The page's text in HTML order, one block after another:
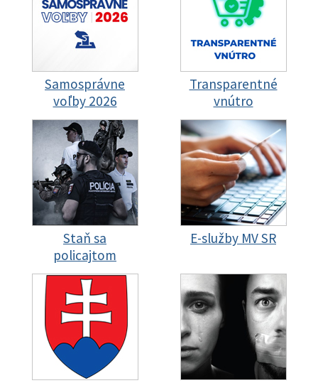
Samosprávne
voľby 2026
Transparentné
vnútro
Staň sa
policajtom
E-služby MV SR